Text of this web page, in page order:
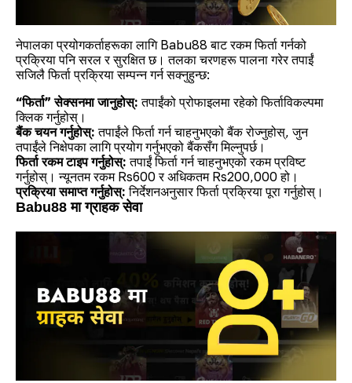
नेपालका प्रयोगकर्ताहरूका लागि Babu88 बाट रकम फिर्ता गर्नको
प्रक्रिया पनि सरल र सुरक्षित छ। तलका चरणहरू पालना गरेर तपाईं
सजिलै फिर्ता प्रक्रिया सम्पन्न गर्न सक्नुहुन्छ:
“फिर्ता” सेक्सनमा जानुहोस्: तपाईंको प्रोफाइलमा रहेको फिर्ताविकल्पमा
क्लिक गर्नुहोस्।
बैंक चयन गर्नुहोस्:तपाईंले फिर्ता गर्न चाहनुभएको बैंक रोज्नुहोस्, जुन
तपाईंले निक्षेपका लागि प्रयोग गर्नुभएको बैंकसँग मिल्नुपर्छ।
फिर्ता रकम टाइप गर्नुहोस्:तपाईं फिर्ता गर्न चाहनुभएको रकम प्रविष्ट
गर्नुहोस्। न्यूनतम रकम Rs600 र अधिकतम Rs200,000 हो।
प्रक्रिया समाप्त गर्नुहोस्:निर्देशनअनुसार फिर्ता प्रक्रिया पूरा गर्नुहोस्।
Babu88 मा ग्राहक सेवा